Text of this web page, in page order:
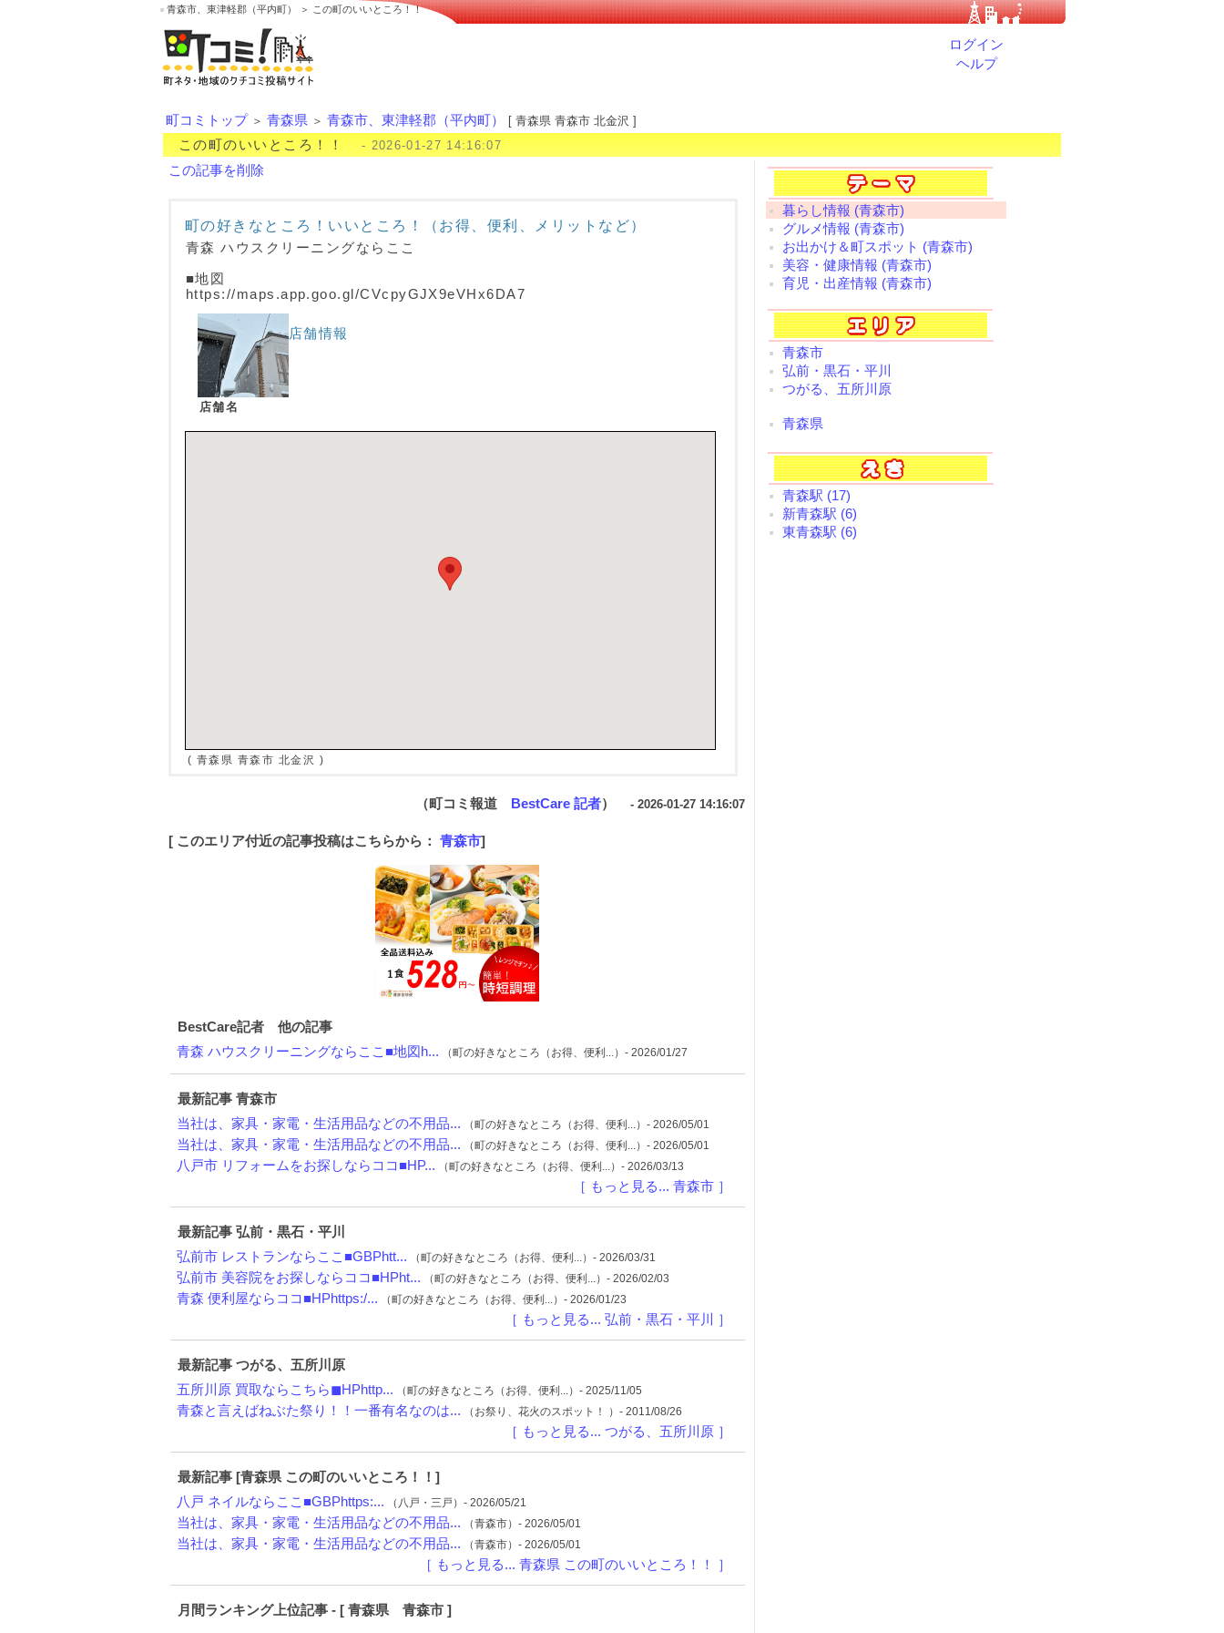
青森市、東津軽郡（平内町） ＞ この町のいいところ！！
ログイン
ヘルプ
町コミトップ ＞ 青森県 ＞ 青森市、東津軽郡（平内町） [ 青森県 青森市 北金沢 ]
この町のいいところ！！ - 2026-01-27 14:16:07
この記事を削除
町の好きなところ！いいところ！（お得、便利、メリットなど）
青森 ハウスクリーニングならここ
■地図
https://maps.app.goo.gl/CVcpyGJX9eVHx6DA7
店舗情報
店舗名
( 青森県 青森市 北金沢 )
（町コミ報道 BestCare 記者） - 2026-01-27 14:16:07
[ このエリア付近の記事投稿はこちらから： 青森市]
BestCare記者 他の記事
青森 ハウスクリーニングならここ■地図h... （町の好きなところ（お得、便利...）- 2026/01/27
最新記事 青森市
当社は、家具・家電・生活用品などの不用品... （町の好きなところ（お得、便利...）- 2026/05/01
当社は、家具・家電・生活用品などの不用品... （町の好きなところ（お得、便利...）- 2026/05/01
八戸市 リフォームをお探しならココ■HP... （町の好きなところ（お得、便利...）- 2026/03/13
［ もっと見る... 青森市 ］
最新記事 弘前・黒石・平川
弘前市 レストランならここ■GBPhtt... （町の好きなところ（お得、便利...）- 2026/03/31
弘前市 美容院をお探しならココ■HPht... （町の好きなところ（お得、便利...）- 2026/02/03
青森 便利屋ならココ■HPhttps:/... （町の好きなところ（お得、便利...）- 2026/01/23
［ もっと見る... 弘前・黒石・平川 ］
最新記事 つがる、五所川原
五所川原 買取ならこちら◼︎HPhttp... （町の好きなところ（お得、便利...）- 2025/11/05
青森と言えばねぶた祭り！！一番有名なのは... （お祭り、花火のスポット！ ）- 2011/08/26
［ もっと見る... つがる、五所川原 ］
最新記事 [青森県 この町のいいところ！！]
八戸 ネイルならここ■GBPhttps:... （八戸・三戸）- 2026/05/21
当社は、家具・家電・生活用品などの不用品... （青森市）- 2026/05/01
当社は、家具・家電・生活用品などの不用品... （青森市）- 2026/05/01
［ もっと見る... 青森県 この町のいいところ！！ ］
月間ランキング上位記事 - [ 青森県 青森市 ]
暮らし情報 (青森市)
グルメ情報 (青森市)
お出かけ＆町スポット (青森市)
美容・健康情報 (青森市)
育児・出産情報 (青森市)
青森市
弘前・黒石・平川
つがる、五所川原
青森県
青森駅 (17)
新青森駅 (6)
東青森駅 (6)